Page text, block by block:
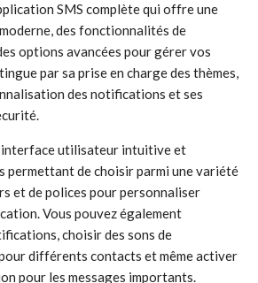
SMS complète qui offre une
des fonctionnalités de
options avancées pour gérer vos
par sa prise en charge des thèmes,
des notifications et ses
interface utilisateur intuitive et
permettant de choisir parmi une variété
et de polices pour personnaliser
Vous pouvez également
choisir des sons de
différents contacts et même activer
pour les messages importants.